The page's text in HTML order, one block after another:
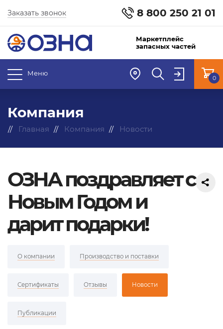
8 800 250 21 01
Заказать звонок
Маркетплейс
запасных частей
Меню
0
Компания
Главная Компания Новости
ОЗНА поздравляет с
Новым Годом и
дарит подарки!
О компании Производство и поставки
Сертификаты Отзывы Новости
Публикации